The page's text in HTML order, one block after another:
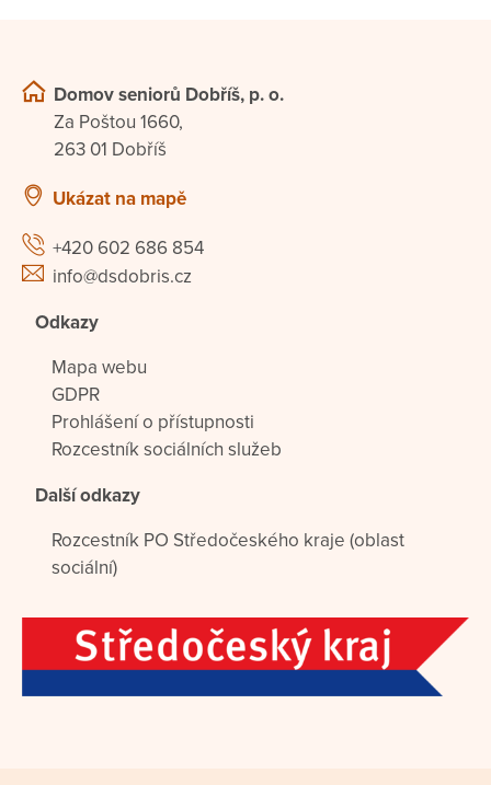
Domov seniorů Dobříš, p. o.
Za Poštou 1660,
263 01 Dobříš
Ukázat na mapě
+420 602 686 854
info@dsdobris.cz
Odkazy
Mapa webu
GDPR
Prohlášení o přístupnosti
Rozcestník sociálních služeb
Další odkazy
Rozcestník PO Středočeského kraje (oblast
sociální)